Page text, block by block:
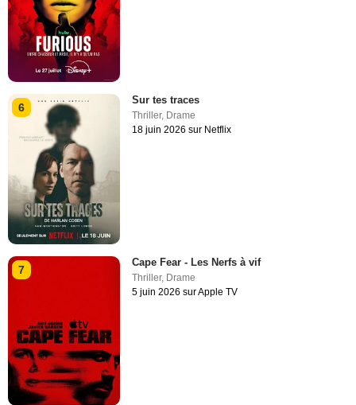
6
Sur tes traces
Thriller, Drame
18 juin 2026 sur Netflix
7
Cape Fear - Les Nerfs à vif
Thriller, Drame
5 juin 2026 sur Apple TV